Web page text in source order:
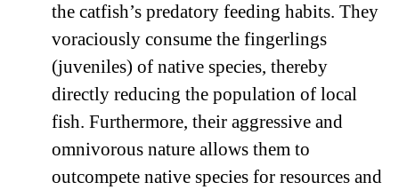
the catfish’s predatory feeding habits. They
voraciously consume the fingerlings
(juveniles) of native species, thereby
directly reducing the population of local
fish. Furthermore, their aggressive and
omnivorous nature allows them to
outcompete native species for resources and